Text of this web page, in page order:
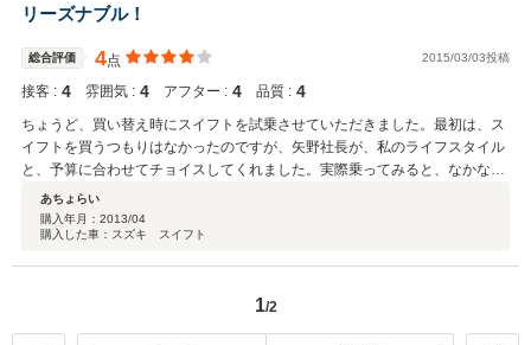
リーズナブル！
総合評価 4点 2015/03/03投稿
接客 : 4 雰囲気 : 4 アフター : 4 品質 : 4
ちょうど、買い替え時にスイフトを試乗させていただきました。最初は、ス
イフトを買うつもりはなかったのですが、矢野社長が、私のライフスタイル
と、予算に合わせてチョイスしてくれました。実際乗ってみると、なかなか
キビキビ走り、私の使い勝手にピッタリ！走行距離も少なく、外装もキレ
イ！聞けば、ワンオーナーで大切に大切に乗っておられたとの事。いっぺん
で、気に入りました。カーコンセントさんから、引渡しの日、しっかりコー
も、是非、カーコンセントさんで、購入予定です！
あちょらい
購入年月： 2013/04
購入した車：スズキ スイフト
1/2